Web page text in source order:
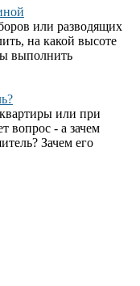
или разводящих
на какой высоте
выполнить
или при
вопрос - а зачем
Зачем его